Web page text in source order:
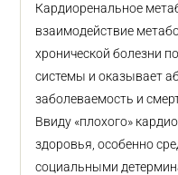
Кардиоренальное
взаимодействие
хронической болезни
системы и оказывает
заболеваемость и
Ввиду «плохого»
здоровья, особенно
социальными